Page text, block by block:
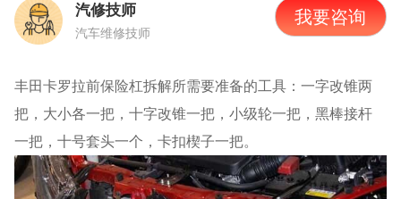
汽修技师
汽车维修技师
我要咨询
丰田卡罗拉前保险杠拆解所需要准备的工具：一字改锥两
把，大小各一把，十字改锥一把，小级轮一把，黑棒接杆
一把，十号套头一个，卡扣楔子一把。